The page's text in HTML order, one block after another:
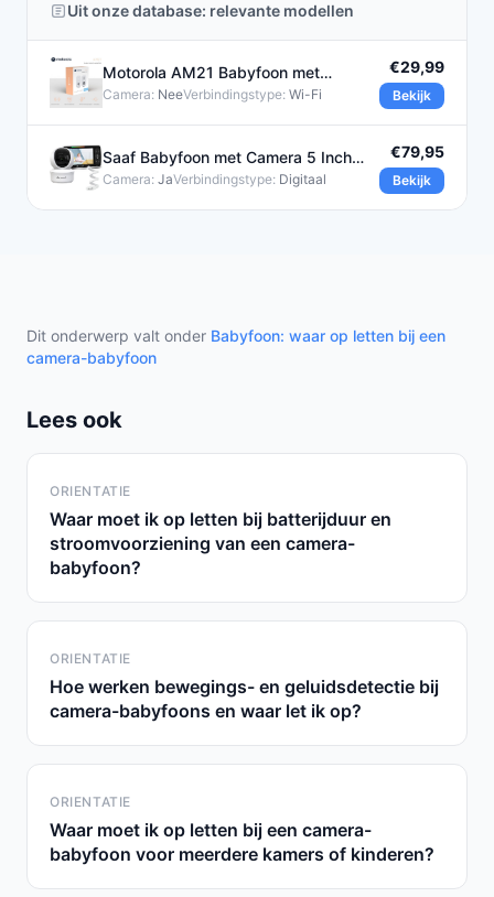
Uit onze database: relevante modellen
Motorola AM21 Babyfoon met
Camera
Camera: NeeVerbindingstype: Wi-Fi
€29,99
Bekijk
Saaf Babyfoon met Camera 5 Inch
Scherm en Houder
Camera: JaVerbindingstype: Digitaal
€79,95
Bekijk
Dit onderwerp valt onder Babyfoon: waar op letten bij een
camera-babyfoon
Lees ook
ORIENTATIE
Waar moet ik op letten bij batterijduur en
stroomvoorziening van een camera-
babyfoon?
ORIENTATIE
Hoe werken bewegings- en geluidsdetectie bij
camera-babyfoons en waar let ik op?
ORIENTATIE
Waar moet ik op letten bij een camera-
babyfoon voor meerdere kamers of kinderen?